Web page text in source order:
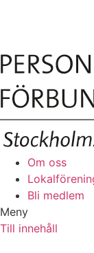
Om oss
Bli medlem
Meny
Till innehåll